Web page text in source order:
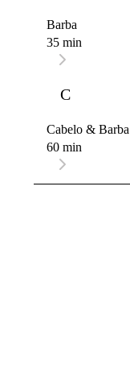
Barba
35 min
C
Cabelo & Barba
60 min